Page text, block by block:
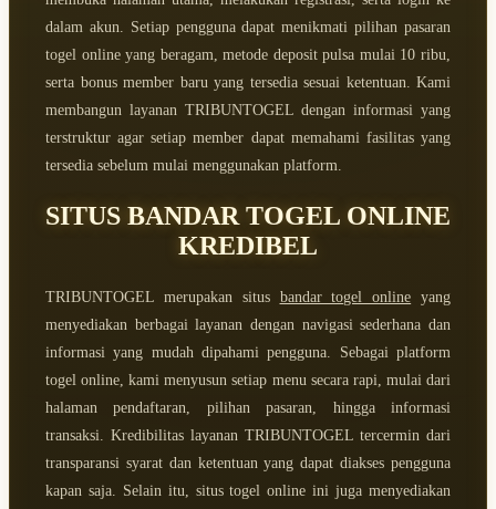
dalam akun. Setiap pengguna dapat menikmati pilihan pasaran
togel online yang beragam, metode deposit pulsa mulai 10 ribu,
serta bonus member baru yang tersedia sesuai ketentuan. Kami
membangun layanan TRIBUNTOGEL dengan informasi yang
terstruktur agar setiap member dapat memahami fasilitas yang
tersedia sebelum mulai menggunakan platform.
SITUS BANDAR TOGEL ONLINE
KREDIBEL
TRIBUNTOGEL merupakan situs bandar togel online yang
menyediakan berbagai layanan dengan navigasi sederhana dan
informasi yang mudah dipahami pengguna. Sebagai platform
togel online, kami menyusun setiap menu secara rapi, mulai dari
halaman pendaftaran, pilihan pasaran, hingga informasi
transaksi. Kredibilitas layanan TRIBUNTOGEL tercermin dari
transparansi syarat dan ketentuan yang dapat diakses pengguna
kapan saja. Selain itu, situs togel online ini juga menyediakan